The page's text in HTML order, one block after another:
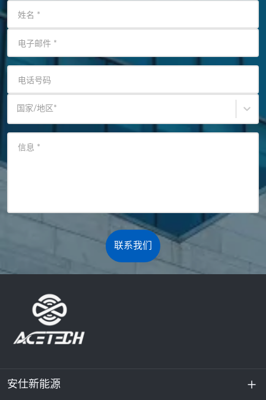
姓名 *
电子邮件 *
电话号码
国家/地区 *
信息 *
联系我们
安仕新能源